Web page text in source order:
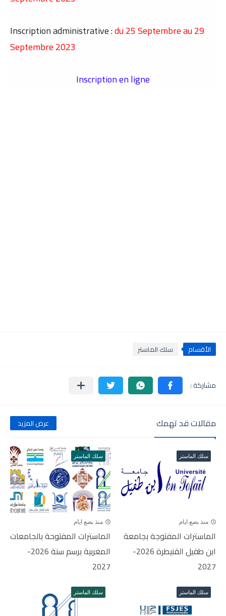
Inscription administrative :du25 Septembre au 29
Septembre 2023
Inscription en ligne
الأقسام سلك الماستر
مقالات قد تهمك عرض المزيد
سلك الماستر
منذ بضع ايام
الماسترات المفتوجة بجامعة
ابن طفيل القنيطرة 2026-
2027
سلك الماستر
منذ بضع ايام
الماسترات المفتوحة بالجامعات
المغربية برسم سنة 2026-
2027
سلك الماستر سلك الماستر